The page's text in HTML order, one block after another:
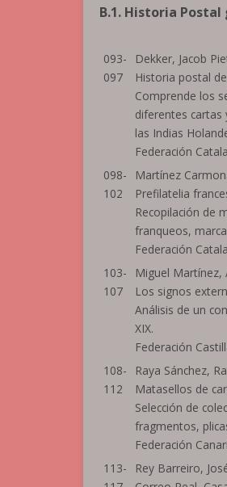
B.1. Historia Postal
093-
097
Dekker, Jacob
Historia postal
Comprende los
diferentes
las Indias
Federación
098-
102
Martínez
Prefilatelia
Recopilación de
franqueos,
Federación
103-
107
Miguel Martínez,
Los signos
Análisis de un
XIX.
Federación
108-
112
Raya Sánchez,
Matasellos de
Selección de
fragmentos,
Federación
113-
Rey Barreiro,